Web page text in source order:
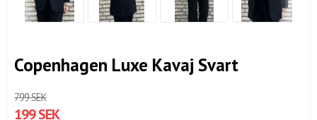
Copenhagen Luxe Kavaj Svart
799 SEK
199 SEK